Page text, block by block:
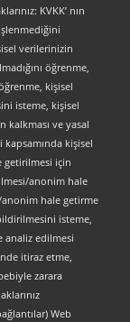
KVKK’ nın
verilerinizin
öğrenme,
kişisel
isteme, kişisel
ve yasal
kapsamında kişisel
getirilmesi için
anonim hale
hale getirme
isteme,
analiz edilmesi
itiraz etme,
zarara
Web